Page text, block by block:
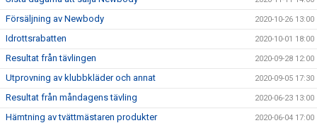
Försäljning av Newbody 2020-10-26 13:00
Idrottsrabatten 2020-10-01 18:00
Resultat från tävlingen 2020-09-28 12:00
Utprovning av klubbkläder och annat 2020-09-05 17:30
Resultat från måndagens tävling 2020-06-23 13:00
Hämtning av tvättmästaren produkter 2020-06-04 17:00